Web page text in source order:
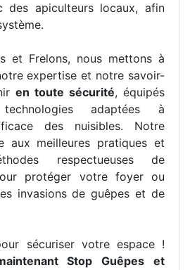
des apiculteurs locaux, afin
et Frelons, nous mettons à
expertise et notre savoir-
en toute sécurité, équipés
adaptées à
des nuisibles. Notre
aux meilleures pratiques et
respectueuses de
protéger votre foyer ou
invasions de guêpes et de
sécuriser votre espace !
Stop Guêpes et